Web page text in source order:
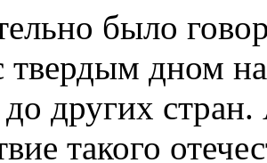
было
твердым дном
других
такого